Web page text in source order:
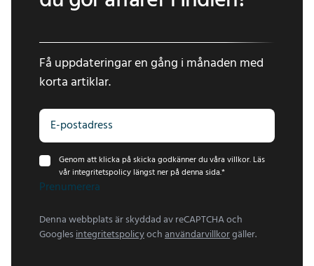
Få uppdateringar en gång i månaden med
korta artiklar.
Genom att klicka på skicka godkänner du våra villkor. Läs
vår integritetspolicy längst ner på denna sida.*
Prenumerera
Denna webbplats är skyddad av reCAPTCHA och
Googlesintegritetspolicyochanvändarvillkorgäller.